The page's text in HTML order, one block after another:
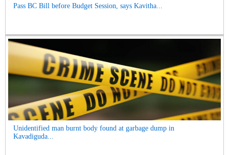
Pass BC Bill before Budget Session, says Kavitha...
Unidentified man burnt body found at garbage dump in
Kavadiguda...